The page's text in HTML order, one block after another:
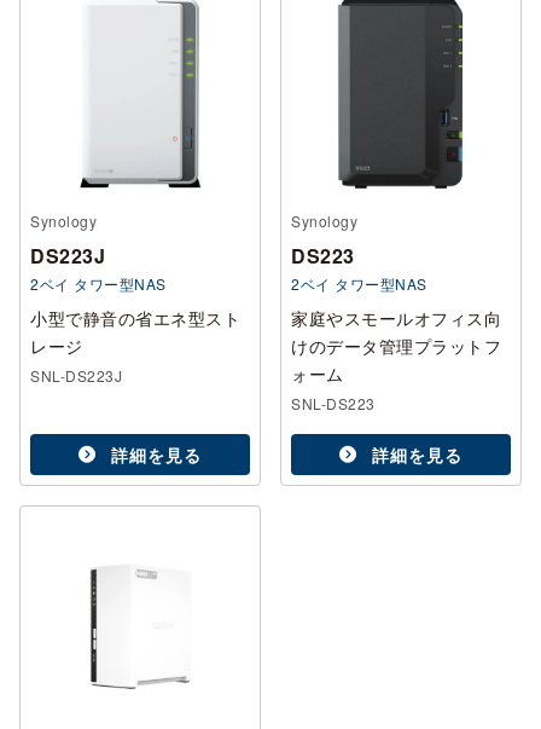
Synology
DS223J
2ベイ タワー型NAS
小型で静音の省エネ型スト
レージ
SNL-DS223J
詳細を見る
Synology
DS223
2ベイ タワー型NAS
家庭やスモールオフィス向
けのデータ管理プラットフ
ォーム
SNL-DS223
詳細を見る